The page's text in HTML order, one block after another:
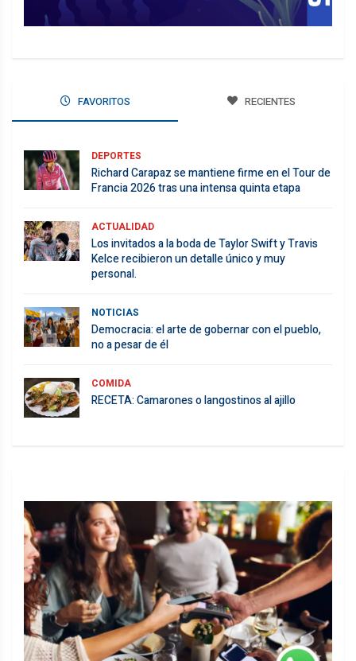
FAVORITOS RECIENTES
DEPORTES
Richard Carapaz se mantiene firme en el Tour de
Francia 2026 tras una intensa quinta etapa
ACTUALIDAD
Los invitados a la boda de Taylor Swift y Travis
Kelce recibieron un detalle único y muy
personal.
NOTICIAS
Democracia: el arte de gobernar con el pueblo,
no a pesar de él
COMIDA
RECETA: Camarones o langostinos al ajillo